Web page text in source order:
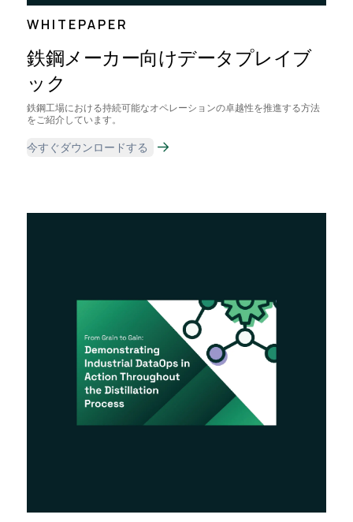
WHITEPAPER
鉄鋼メーカー向けデータプレイブ
ック
鉄鋼工場における持続可能なオペレーションの卓越性を推進する方法
をご紹介しています。
今すぐダウンロードする